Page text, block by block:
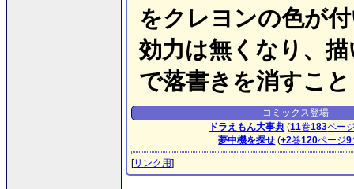
をクレヨンの色が
効力は無くなり、
で落書きを消すこ
コミックス登場
ドラえもん大事典 (11巻183ペー
夢中機を探せ (+2巻120ページ9
[リンク用]